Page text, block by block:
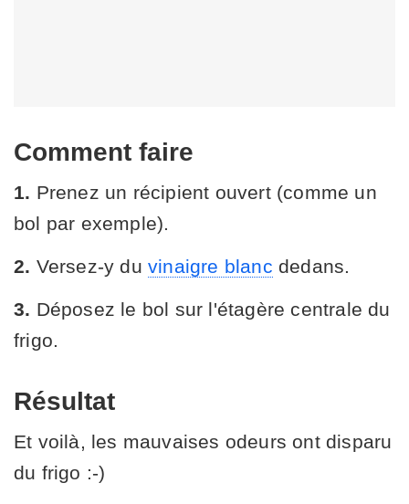
Comment faire
1. Prenez un récipient ouvert (comme un
bol par exemple).
2. Versez-y duvinaigre blanc dedans.
3. Déposez le bol sur l'étagère centrale du
frigo.
Résultat
Et voilà, les mauvaises odeurs ont disparu
du frigo :-)